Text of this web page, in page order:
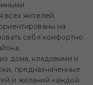
всех жителей.
на
себя комфортно
дома, кладовыми и
предназначенные
и желаний каждой